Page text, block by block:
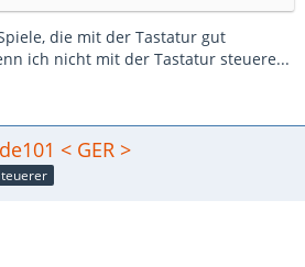
die mit der Tastatur gut
ich nicht mit der Tastatur steuere...
< GER >